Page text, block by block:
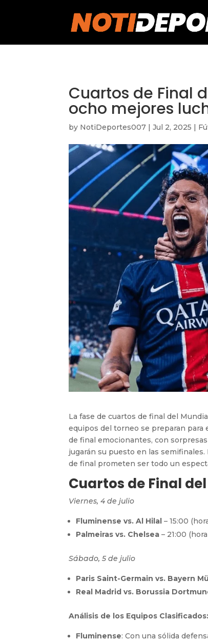
Cuartos de Final
ocho mejores
by NotiDeportes007 |Jul 2, 2025 |
La fase de cuartos de final del
equipos del torneo se preparan para
de final emocionantes, con
jugarán su puesto en las
de final prometen ser todo un
Cuartos de Final
Viernes, 4 de julio
Fluminense vs. Al Hilal – 15:00
Palmeiras vs. Chelsea – 21:00
Sábado, 5 de julio
Paris Saint-Germain vs. Bayern
Real Madrid vs. Borussia
Análisis de los Equipos Clasificados:
Fluminense: Con una sólida